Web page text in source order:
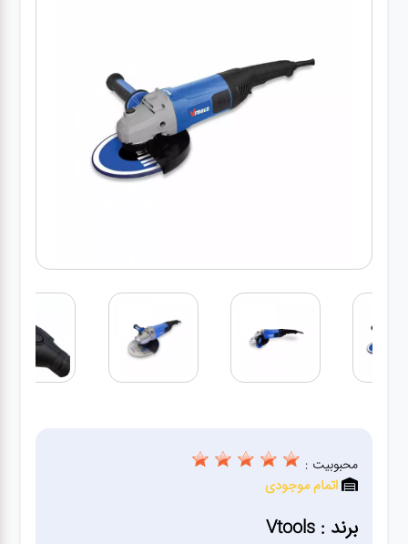
شارژی
ابزار
بادی
محبوبیت :
اتمام موجودی
برند : Vtools